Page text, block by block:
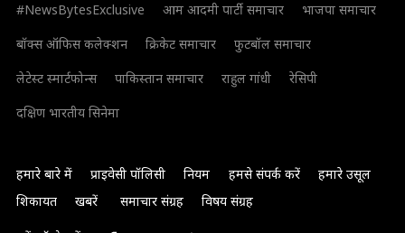
#NewsBytesExclusive
आम आदमी पार्टी समाचार
भाजपा समाचार
बॉक्स ऑफिस कलेक्शन
क्रिकेट समाचार
फुटबॉल समाचार
लेटेस्ट स्मार्टफोन्स
पाकिस्तान समाचार राहुल गांधी
रेसिपी
दक्षिण भारतीय सिनेमा
हमारे बारे में प्राइवेसी पॉलिसी नियम हमसे संपर्क करें
हमारे उसूल
शिकायत
खबरें समाचार संग्रह विषय संग्रह